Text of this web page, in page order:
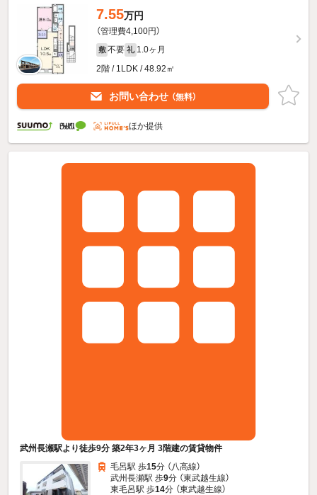
7.55万円
（管理費4,100円）
敷 不要 礼 1.0ヶ月
2階 / 1LDK / 48.92㎡
お問い合わせ （無料）
ほか提供
武州長瀬駅より徒歩9分 築2年3ヶ月 3階建の賃貸物件
毛呂駅 歩15分 （八高線）
武州長瀬駅 歩9分 （東武越生線）
東毛呂駅 歩14分 （東武越生線）